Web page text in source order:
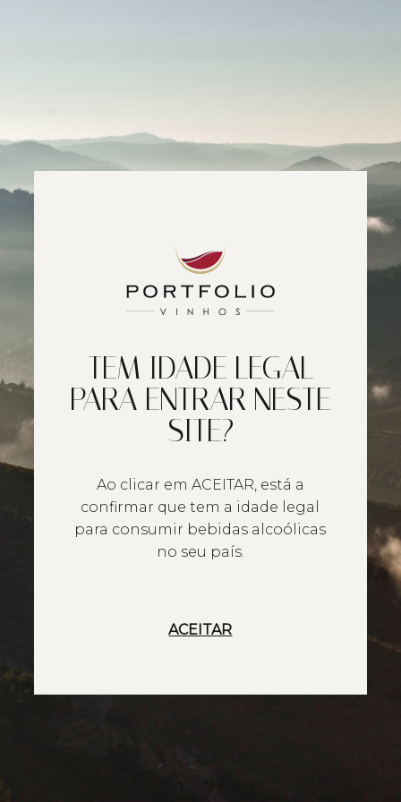
TEM IDADE LEGAL
PARA ENTRAR NESTE
SITE?
Ao clicar em ACEITAR, está a
confirmar que tem a idade legal
para consumir bebidas alcoólicas
no seu país.
ACEITAR